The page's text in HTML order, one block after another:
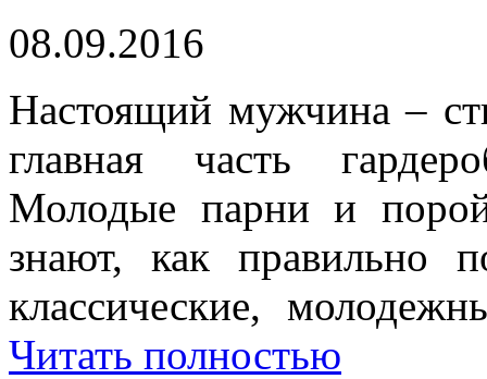
08.09.2016
Настоящий мужчина –
главная часть
Молодые парни и
знают, как правильно
классические,
Читать полностью